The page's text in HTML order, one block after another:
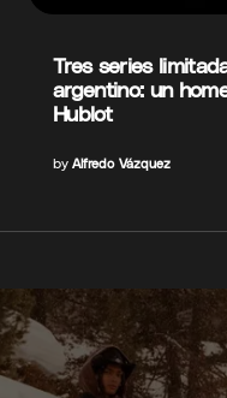
Tres series
argentino: un
Hublot
by Alfredo Vázquez